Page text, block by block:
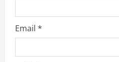
Email *